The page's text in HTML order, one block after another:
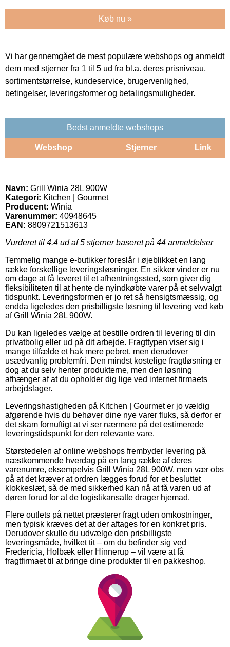
Køb nu »
Vi har gennemgået de mest populære webshops og anmeldt
dem med stjerner fra 1 til 5 ud fra bl.a. deres prisniveau,
sortimentstørrelse, kundeservice, brugervenlighed,
betingelser, leveringsformer og betalingsmuligheder.
Bedst anmeldte webshops
Webshop Stjerner Link
Navn: Grill Winia 28L 900W
Kategori: Kitchen | Gourmet
Producent: Winia
Varenummer: 40948645
EAN: 8809721513613
Vurderet til 4.4 ud af 5 stjerner baseret på 44 anmeldelser
Temmelig mange e-butikker foreslår i øjeblikket en lang
række forskellige leveringsløsninger. En sikker vinder er nu
om dage at få leveret til et afhentningssted, som giver dig
fleksibiliteten til at hente de nyindkøbte varer på et selvvalgt
tidspunkt. Leveringsformen er jo ret så hensigtsmæssig, og
endda ligeledes den prisbilligste løsning til levering ved køb
af Grill Winia 28L 900W.
Du kan ligeledes vælge at bestille ordren til levering til din
privatbolig eller ud på dit arbejde. Fragttypen viser sig i
mange tilfælde et hak mere pebret, men derudover
usædvanlig problemfri. Den mindst kostelige fragtløsning er
dog at du selv henter produkterne, men den løsning
afhænger af at du opholder dig lige ved internet firmaets
arbejdslager.
Leveringshastigheden på Kitchen | Gourmet er jo vældig
afgørende hvis du behøver dine nye varer fluks, så derfor er
det skam fornuftigt at vi ser nærmere på det estimerede
leveringstidspunkt for den relevante vare.
Størstedelen af online webshops frembyder levering på
næstkommende hverdag på en lang række af deres
varenumre, eksempelvis Grill Winia 28L 900W, men vær obs
på at det kræver at ordren lægges forud for et besluttet
klokkeslæt, så de med sikkerhed kan nå at få varen ud af
døren forud for at de logistikansatte drager hjemad.
Flere outlets på nettet præsterer fragt uden omkostninger,
men typisk kræves det at der aftages for en konkret pris.
Derudover skulle du udvælge den prisbilligste
leveringsmåde, hvilket tit – om du befinder sig ved
Fredericia, Holbæk eller Hinnerup – vil være at få
fragtfirmaet til at bringe dine produkter til en pakkeshop.